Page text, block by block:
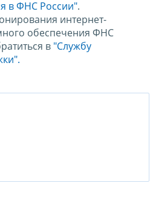
в ФНС России".
интернет-
обеспечения ФНС
в "Службу